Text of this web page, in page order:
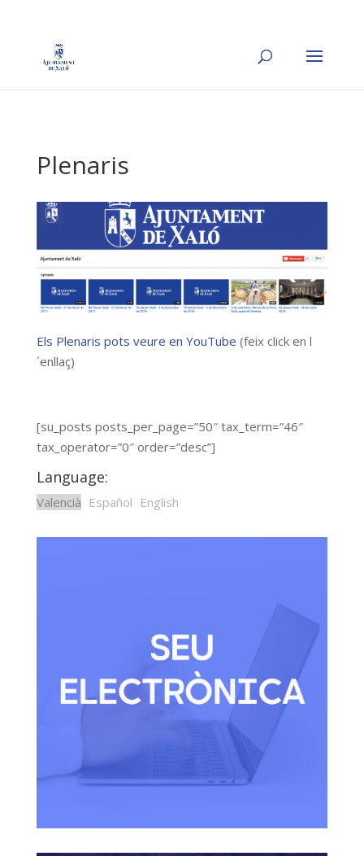
Plenaris
Els Plenaris pots veure en YouTube (feix click en l
´enllaç)
[su_posts posts_per_page=”50″ tax_term=”46″
tax_operator=”0″ order=”desc”]
Language:
Valencià Español English